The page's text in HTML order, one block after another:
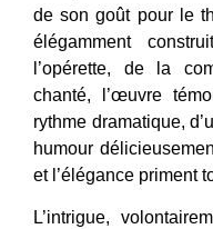
de son goût pour le
élégamment
l’opérette, de la
chanté, l’œuvre
rythme dramatique,
humour
et l’élégance priment
L’intrigue,